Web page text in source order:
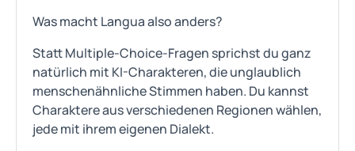
Was macht Langua also anders?
Statt Multiple-Choice-Fragen sprichst du ganz
natürlich mit KI-Charakteren, die unglaublich
menschenähnliche Stimmen haben. Du kannst
Charaktere aus verschiedenen Regionen wählen,
jede mit ihrem eigenen Dialekt.